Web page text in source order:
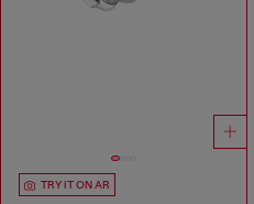
TRY IT ON AR